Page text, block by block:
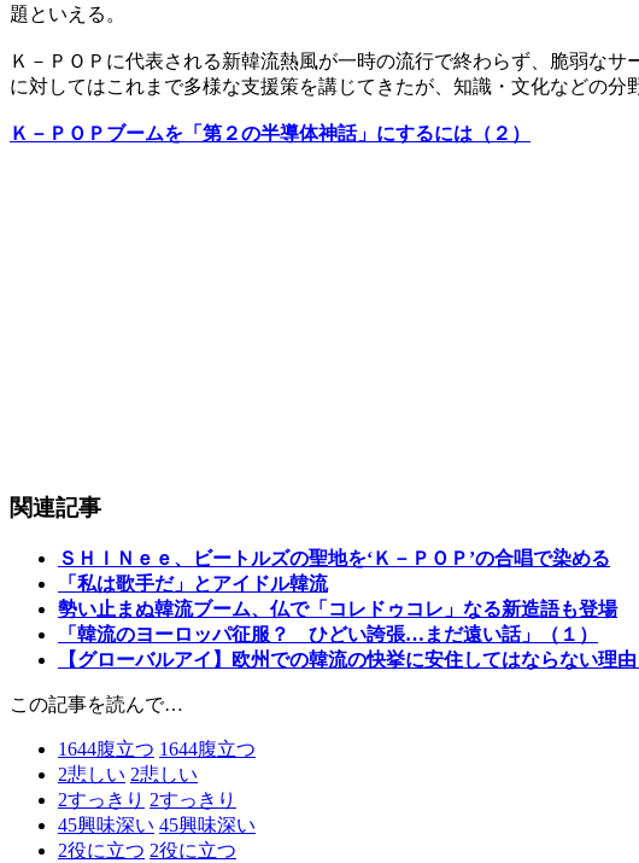
題といえる。
Ｋ－ＰＯＰに代表される新韓流熱風が一時の流行で終わらず、脆弱な
に対してはこれまで多様な支援策を講じてきたが、知識・文化などの
Ｋ－ＰＯＰブームを「第２の半導体神話」にするには（２）
関連記事
ＳＨＩＮｅｅ、ビートルズの聖地を‘Ｋ－ＰＯＰ’の合唱で染める
「私は歌手だ」とアイドル韓流
勢い止まぬ韓流ブーム、仏で「コレドゥコレ」なる新造語も登場
「韓流のヨーロッパ征服？ ひどい誇張…まだ遠い話」（１）
【グローバルアイ】欧州での韓流の快挙に安住してはならない理由
この記事を読んで…
1644腹立つ 1644腹立つ
2悲しい 2悲しい
2すっきり 2すっきり
45興味深い 45興味深い
2役に立つ 2役に立つ